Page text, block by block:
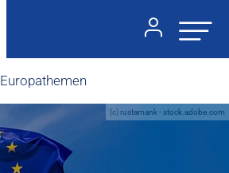
Europathemen
(c) rustamank - stock.adobe.com